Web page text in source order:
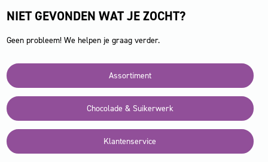
NIET GEVONDEN WAT JE ZOCHT?
Geen probleem! We helpen je graag verder.
Assortiment
Chocolade & Suikerwerk
Klantenservice